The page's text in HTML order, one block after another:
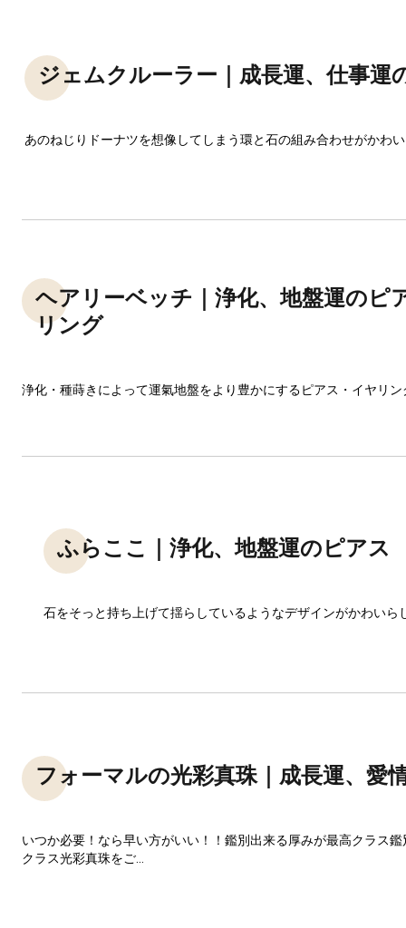
ジェムクルーラー｜成長運、仕事運
あのねじりドーナツを想像してしまう環と石の組み合わせがかわ
ヘアリーベッチ｜浄化、地盤運のピ
リング
浄化・種蒔きによって運氣地盤をより豊かにするピアス・イヤリン
ふらここ｜浄化、地盤運のピアス
石をそっと持ち上げて揺らしているようなデザインがかわいら
フォーマルの光彩真珠｜成長運、愛
いつか必要！なら早い方がいい！！鑑別出来る厚みが最高クラス
クラス光彩真珠をご...